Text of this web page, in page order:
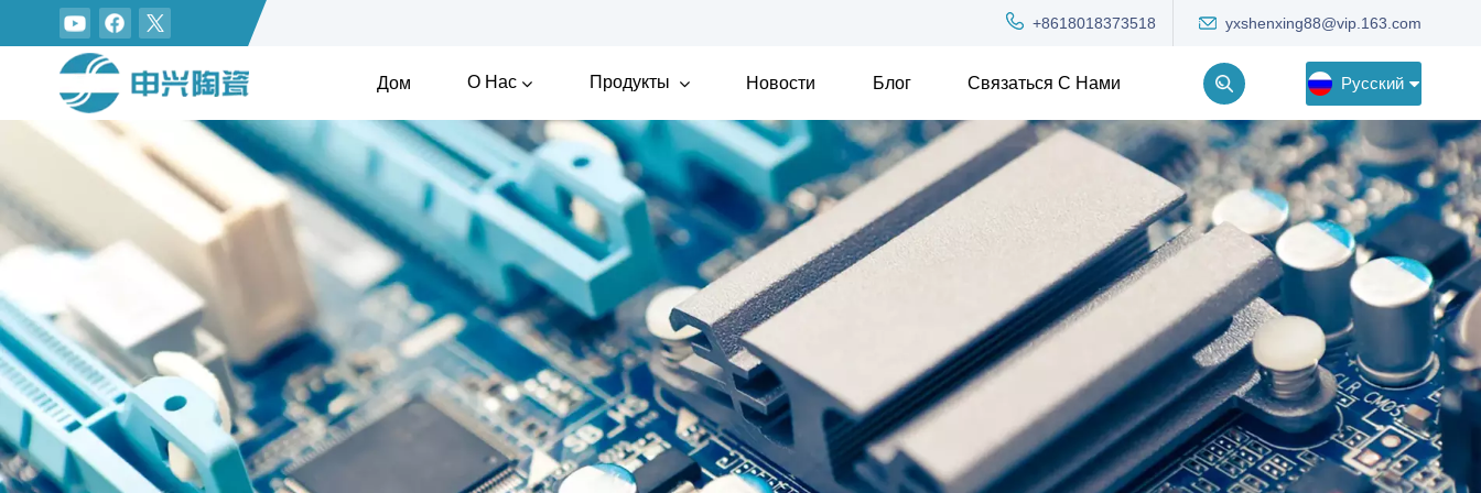
+8618018373518 yxshenxing88@vip.163.com
Дом О Нас Продукты Новости Блог Связаться С Нами Русский
English
Deutsch
Русский
한국어
Türkçe